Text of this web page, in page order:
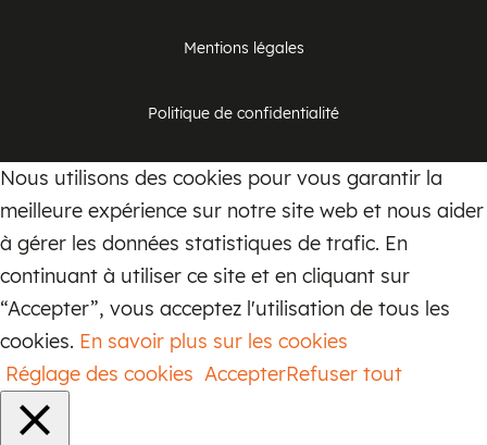
d’assises tels que lestabourets et bancs
fauteuils et bergères…
Ils peuvent être conçus dans toutes
sortes de matériaux, bois tissu, métal,
verre, pierre, résine, plastique, fourrure et
bien d’autres encore.
Toujours fabriqués avec des matériaux de
qualité et des finitions minutieuses,
conçus pour résister à une utilisation
régulière et intensive, les sièges dans
Mentions légales
Politique de confidentialité
Nous utilisons des cookies pour vous garantir la
meilleure expérience sur notre site web et nous aider
à gérer les données statistiques de trafic. En
continuant à utiliser ce site et en cliquant sur
“Accepter”, vous acceptez l'utilisation de tous les
cookies. En savoir plus sur les cookies
Réglage des cookies AccepterRefuser tout